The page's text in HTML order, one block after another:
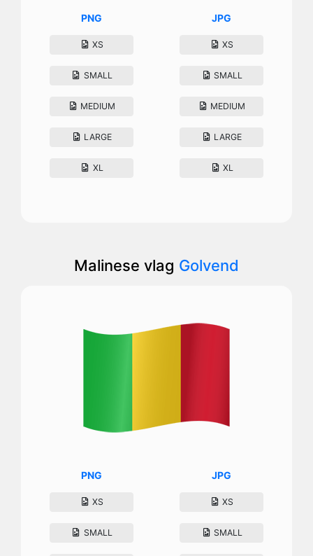
PNG
XS
SMALL
MEDIUM
LARGE
XL
JPG
XS
SMALL
MEDIUM
LARGE
XL
Malinese vlag Golvend
PNG
XS
SMALL
JPG
XS
SMALL